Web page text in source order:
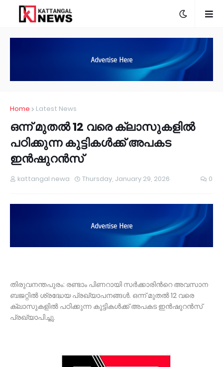
Home Latest News
ഒന്ന് മുതല്‍ 12 വരെ ക്ലാസുകളില്‍
പഠിക്കുന്ന കുട്ടികള്‍ക്ക് അപകട
ഇൻഷുറൻസ്
kattangal newa Thursday, January 29, 2026 0
തിരുവനന്തപുരം: രണ്ടാം പിണറായി സർക്കാരിന്‍റെ അവസാന
ബജറ്റില്‍ ശ്രദ്ധേയ പ്രഖ്യാപനങ്ങള്‍. ഒന്ന് മുതല്‍ 12 വരെ
ക്ലാസുകളില്‍ പഠിക്കുന്ന കുട്ടികള്‍ക്ക് അപകട ഇൻഷുറൻസ്
പ്രഖ്യാപിച്ചു.